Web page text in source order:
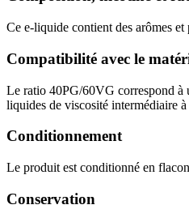
Ce e-liquide contient des arômes
Compatibilité avec le
Le ratio 40PG/60VG correspond à
liquides de viscosité intermédiaire à
Conditionnement
Le produit est conditionné en
Conservation